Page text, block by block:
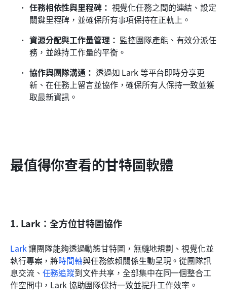
任務相依性與里程碑： 視覺化任務之間的連結、設定
關鍵里程碑，並確保所有事項保持在正軌上。
資源分配與工作量管理： 監控團隊產能、有效分派任
務，並維持工作量的平衡。
協作與團隊溝通： 透過如 Lark 等平台即時分享更
新、在任務上留言並協作，確保所有人保持一致並獲
取最新資訊。
最值得你查看的甘特圖軟體
1. Lark：全方位甘特圖協作
Lark 讓團隊能夠透過動態甘特圖，無縫地規劃、視覺化並
執行專案，將時間軸與任務依賴關係生動呈現。從團隊訊
息交流、 任務追蹤到文件共享，全部集中在同一個整合工
作空間中，Lark 協助團隊保持一致並提升工作效率。